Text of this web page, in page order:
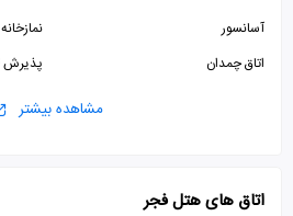
آسانسور
نمازخانه
اتاق چمدان
پذیرش 24 ساعته
مشاهده بیشتر
اتاق های هتل فجر